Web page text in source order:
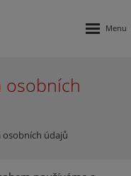
osobních
osobních údajů